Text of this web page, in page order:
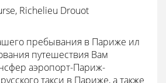
Richelieu Drouot
пребывания в Париже ил
путешествия Вам
аэропорт-Париж-
такси в Париже, а также